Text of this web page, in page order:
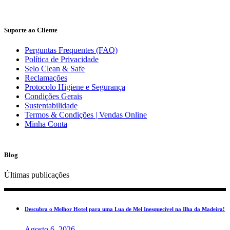
Suporte ao Cliente
Perguntas Frequentes (FAQ)
Política de Privacidade
Selo Clean & Safe
Reclamações
Protocolo Higiene e Segurança
Condições Gerais
Sustentabilidade
Termos & Condições | Vendas Online
Minha Conta
Blog
Últimas publicações
Descubra o Melhor Hotel para uma Lua de Mel Inesquecível na Ilha da Madeira!